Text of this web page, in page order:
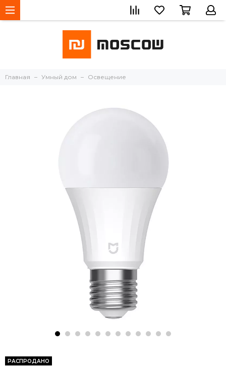
Главная Умный дом Освещение
РАСПРОДАНО